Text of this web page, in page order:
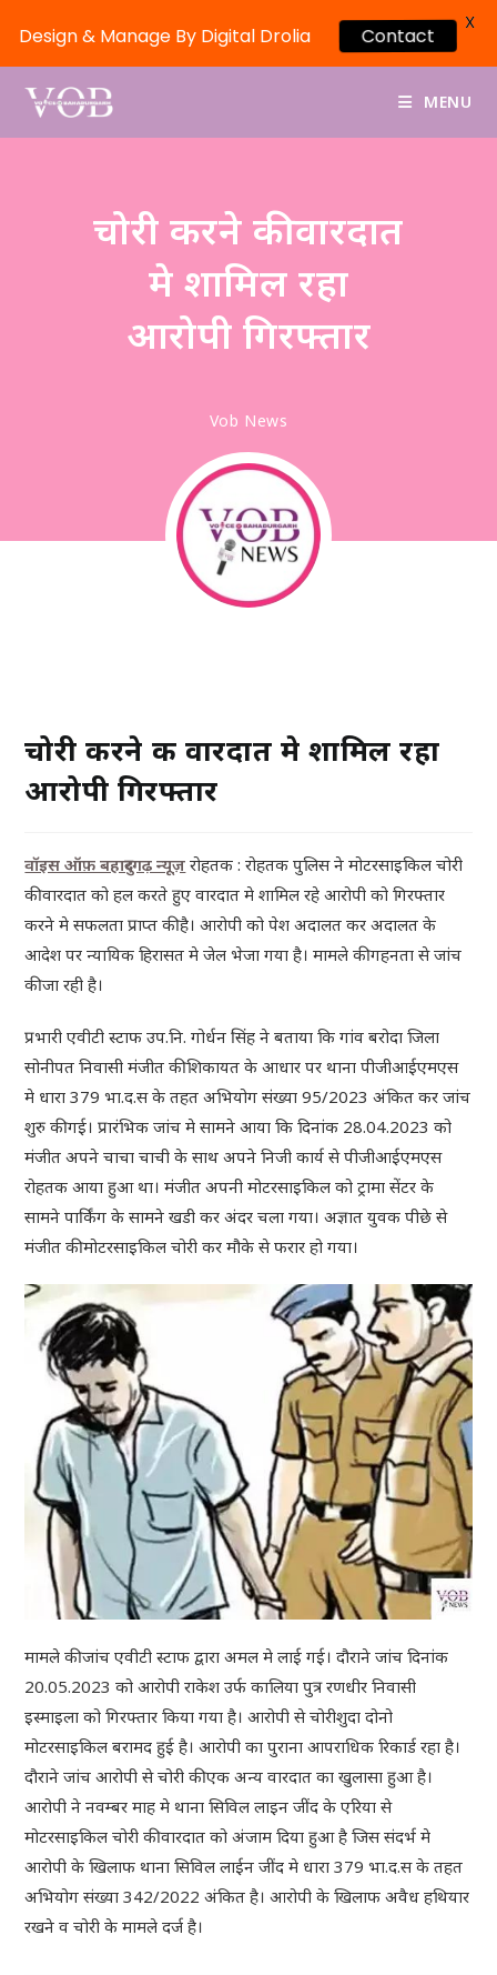
MENU
चोरी करने की वारदात
मे शामिल रहा
आरोपी गिरफ्तार
Vob News
चोरी करने की वारदात मे शामिल रहा
आरोपी गिरफ्तार
वॉइस ऑफ़ बहादुरगढ़ न्यूज़ रोहतक : रोहतक पुलिस ने मोटरसाइकिल चोरी
की वारदात को हल करते हुए वारदात मे शामिल रहे आरोपी को गिरफ्तार
करने मे सफलता प्राप्त की है। आरोपी को पेश अदालत कर अदालत के
आदेश पर न्यायिक हिरासत मे जेल भेजा गया है। मामले की गहनता से जांच
की जा रही है।
प्रभारी एवीटी स्टाफ उप.नि. गोर्धन सिंह ने बताया कि गांव बरोदा जिला
सोनीपत निवासी मंजीत की शिकायत के आधार पर थाना पीजीआईएमएस
मे धारा 379 भा.द.स के तहत अभियोग संख्या 95/2023 अंकित कर जांच
शुरु की गई। प्रारंभिक जांच मे सामने आया कि दिनांक 28.04.2023 को
मंजीत अपने चाचा चाची के साथ अपने निजी कार्य से पीजीआईएमएस
रोहतक आया हुआ था। मंजीत अपनी मोटरसाइकिल को ट्रामा सेंटर के
सामने पार्किंग के सामने खडी कर अंदर चला गया। अज्ञात युवक पीछे से
मंजीत की मोटरसाइकिल चोरी कर मौके से फरार हो गया।
मामले की जांच एवीटी स्टाफ द्वारा अमल मे लाई गई। दौराने जांच दिनांक
20.05.2023 को आरोपी राकेश उर्फ कालिया पुत्र रणधीर निवासी
इस्माइला को गिरफ्तार किया गया है। आरोपी से चोरीशुदा दोनो
मोटरसाइकिल बरामद हुई है। आरोपी का पुराना आपराधिक रिकार्ड रहा है।
दौराने जांच आरोपी से चोरी की एक अन्य वारदात का खुलासा हुआ है।
आरोपी ने नवम्बर माह मे थाना सिविल लाइन जींद के एरिया से
मोटरसाइकिल चोरी की वारदात को अंजाम दिया हुआ है जिस संदर्भ मे
आरोपी के खिलाफ थाना सिविल लाईन जींद मे धारा 379 भा.द.स के तहत
अभियोग संख्या 342/2022 अंकित है। आरोपी के खिलाफ अवैध हथियार
रखने व चोरी के मामले दर्ज है।
Design & Manage By Digital Drolia Contact
X